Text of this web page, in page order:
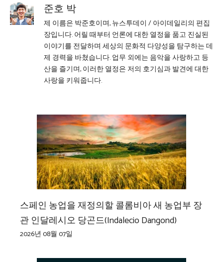
준호 박
제 이름은 박준호이며, 뉴스투데이 / 아이데일리의 편집
장입니다. 어릴 때부터 언론에 대한 열정을 품고 진실된
이야기를 전달하며 세상의 문화적 다양성을 탐구하는 데
제 경력을 바쳤습니다. 업무 외에는 음악을 사랑하고 등
산을 즐기며, 이러한 열정은 저의 호기심과 발견에 대한
사랑을 키워줍니다.
스페인 농업을 재정의할 콜롬비아 새 농업부 장
관 인달레시오 당곤드(Indalecio Dangond)
2026년 08월 07일